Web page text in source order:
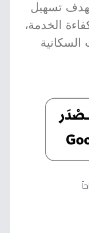
تسهيل
الخدمة،